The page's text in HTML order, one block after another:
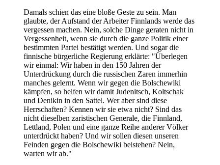
Damals schien das eine bloße Geste zu sein. Man
glaubte, der Aufstand der Arbeiter Finnlands werde das
vergessen machen. Nein, solche Dinge geraten nicht in
Vergessenheit, wenn sie durch die ganze Politik einer
bestimmten Partei bestätigt werden. Und sogar die
finnische bürgerliche Regierung erklärte: "Überlegen
wir einmal: Wir haben in den 150 Jahren der
Unterdrückung durch die russischen Zaren immerhin
manches gelernt. Wenn wir gegen die Bolschewiki
kämpfen, so helfen wir damit Judenitsch, Koltschak
und Denikin in den Sattel. Wer aber sind diese
Herrschaften? Kennen wir sie etwa nicht? Sind das
nicht dieselben zaristischen Generale, die Finnland,
Lettland, Polen und eine ganze Reihe anderer Völker
unterdrückt haben? Und wir sollen diesen unseren
Feinden gegen die Bolschewiki beistehen? Nein,
warten wir ab."